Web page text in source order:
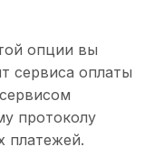
опции вы
сервиса оплаты
протоколу
платежей.